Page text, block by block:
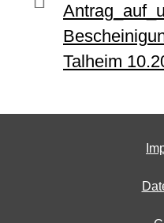
Talheim